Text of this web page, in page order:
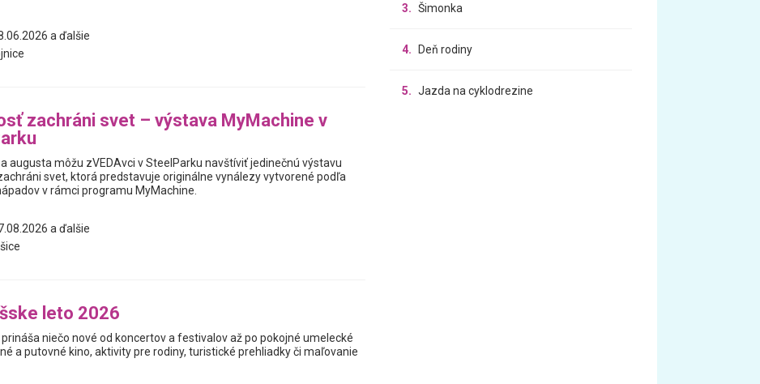
a ďalšie
zachráni svet – výstava MyMachine v
a augusta môžu zVEDAvci v SteelParku navštíviť jedinečnú výstavu
svet, ktorá predstavuje originálne vynálezy vytvorené podľa
v rámci programu MyMachine.
a ďalšie
leto 2026
prináša niečo nové od koncertov a festivalov až po pokojné umelecké
a putovné kino, aktivity pre rodiny, turistické prehliadky či maľovanie
3. Šimonka
4. Deň rodiny
5. Jazda na cyklodrezine